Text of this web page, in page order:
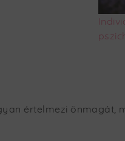
értelmezi önmagát,